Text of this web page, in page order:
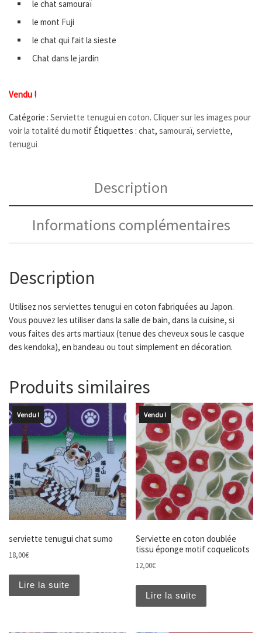
le chat samouraï
le mont Fuji
le chat qui fait la sieste
Chat dans le jardin
Vendu !
Catégorie : Serviette tenugui en coton. Cliquer sur les images pour
voir la totalité du motif Étiquettes : chat, samouraï, serviette,
tenugui
Description
Informations complémentaires
Description
Utilisez nos serviettes tenugui en coton fabriquées au Japon.
Vous pouvez les utiliser dans la salle de bain, dans la cuisine, si
vous faites des arts martiaux (tenue des cheveux sous le casque
des kendoka), en bandeau ou tout simplement en décoration.
Produits similaires
Vendu !
serviette tenugui chat sumo
18,00€
Lire la suite
Vendu !
Serviette en coton doublée
tissu éponge motif coquelicots
12,00€
Lire la suite